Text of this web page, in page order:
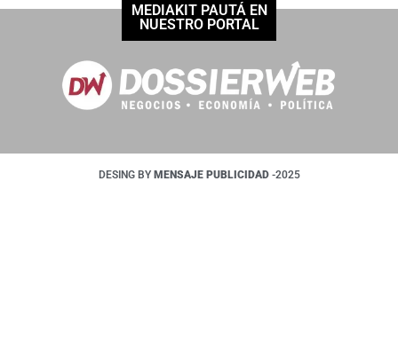
MEDIAKIT PAUTÁ EN
NUESTRO PORTAL
DESING BY MENSAJE PUBLICIDAD -2025